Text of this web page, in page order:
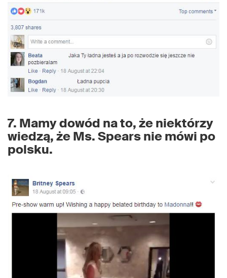
7. Mamy dowód na to, że niektórzy
wiedzą, że Ms. Spears nie mówi po
polsku.